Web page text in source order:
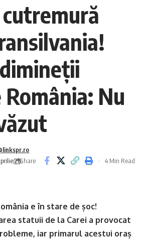
Nu
28,Share
4 Min Read
e în stare de șoc!
statuii de la Carei a provocat
iar primarul acestui oraș